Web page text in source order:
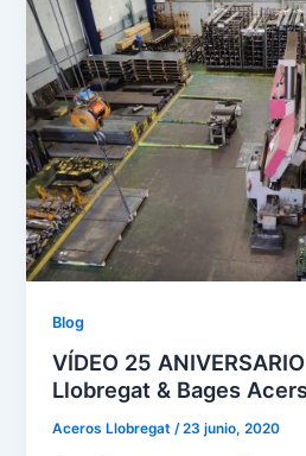
Blog
VÍDEO 25
Llobregat & Bages
Aceros Llobregat/23 junio, 2020